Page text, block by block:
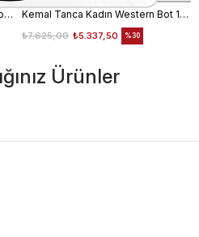
Kemal Tanca Kadın Hakiki Deri Tpu Taban Kahverengi Western Bot Kemal Tanca Kadın Western Bot 1578
₺5.337,50
₺7.625,00 %30
Ürünler